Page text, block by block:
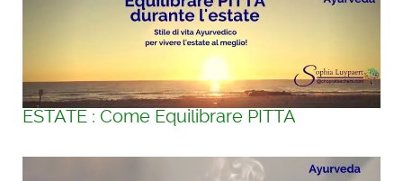
ESTATE : Come Equilibrare PITTA